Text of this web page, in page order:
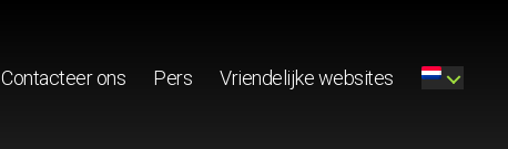
Contacteer ons Pers Vriendelijke websites